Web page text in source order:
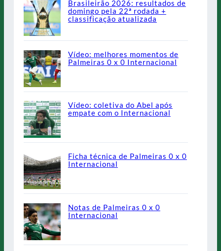
Brasileirão 2026: resultados de
domingo pela 22ª rodada +
classificação atualizada
Vídeo: melhores momentos de
Palmeiras 0 x 0 Internacional
Vídeo: coletiva do Abel após
empate com o Internacional
Ficha técnica de Palmeiras 0 x 0
Internacional
Notas de Palmeiras 0 x 0
Internacional